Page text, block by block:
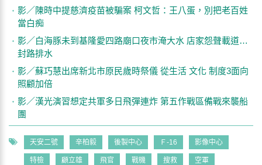
影／陳時中提慈濟疫苗被騙案 柯文哲：王八蛋，別把老百姓
當白痴
影／白海豚未到基隆愛四路廟口夜市淹大水 店家怨聲載道…
封路排水
影／蘇巧慧出席新北市原民歲時祭儀 從生活 文化 制度3面向
照顧加倍
影／漢光演習想定共軍多日飛彈連炸 第五作戰區備戰來襲船
團
天安二號 辛柏毅 後製中心 Ｆ-16 影像中心
特檢 顧立雄 飛官 戰機 搜救 空軍